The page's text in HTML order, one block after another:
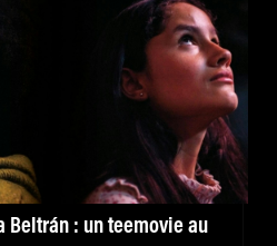
Beltrán : un teemovie au